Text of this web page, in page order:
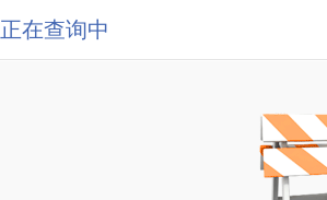
正在查询中